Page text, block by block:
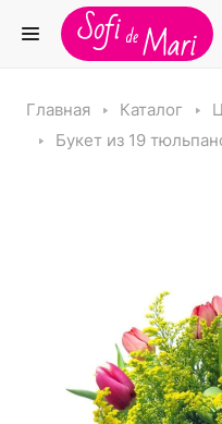
Главная Каталог
Букет из 19